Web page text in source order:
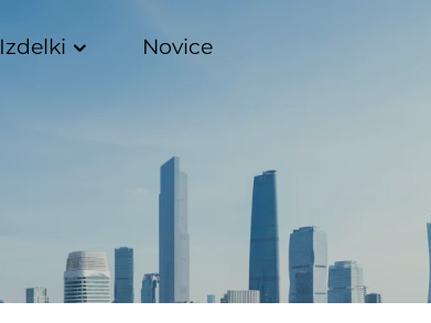
Izdelki Novice